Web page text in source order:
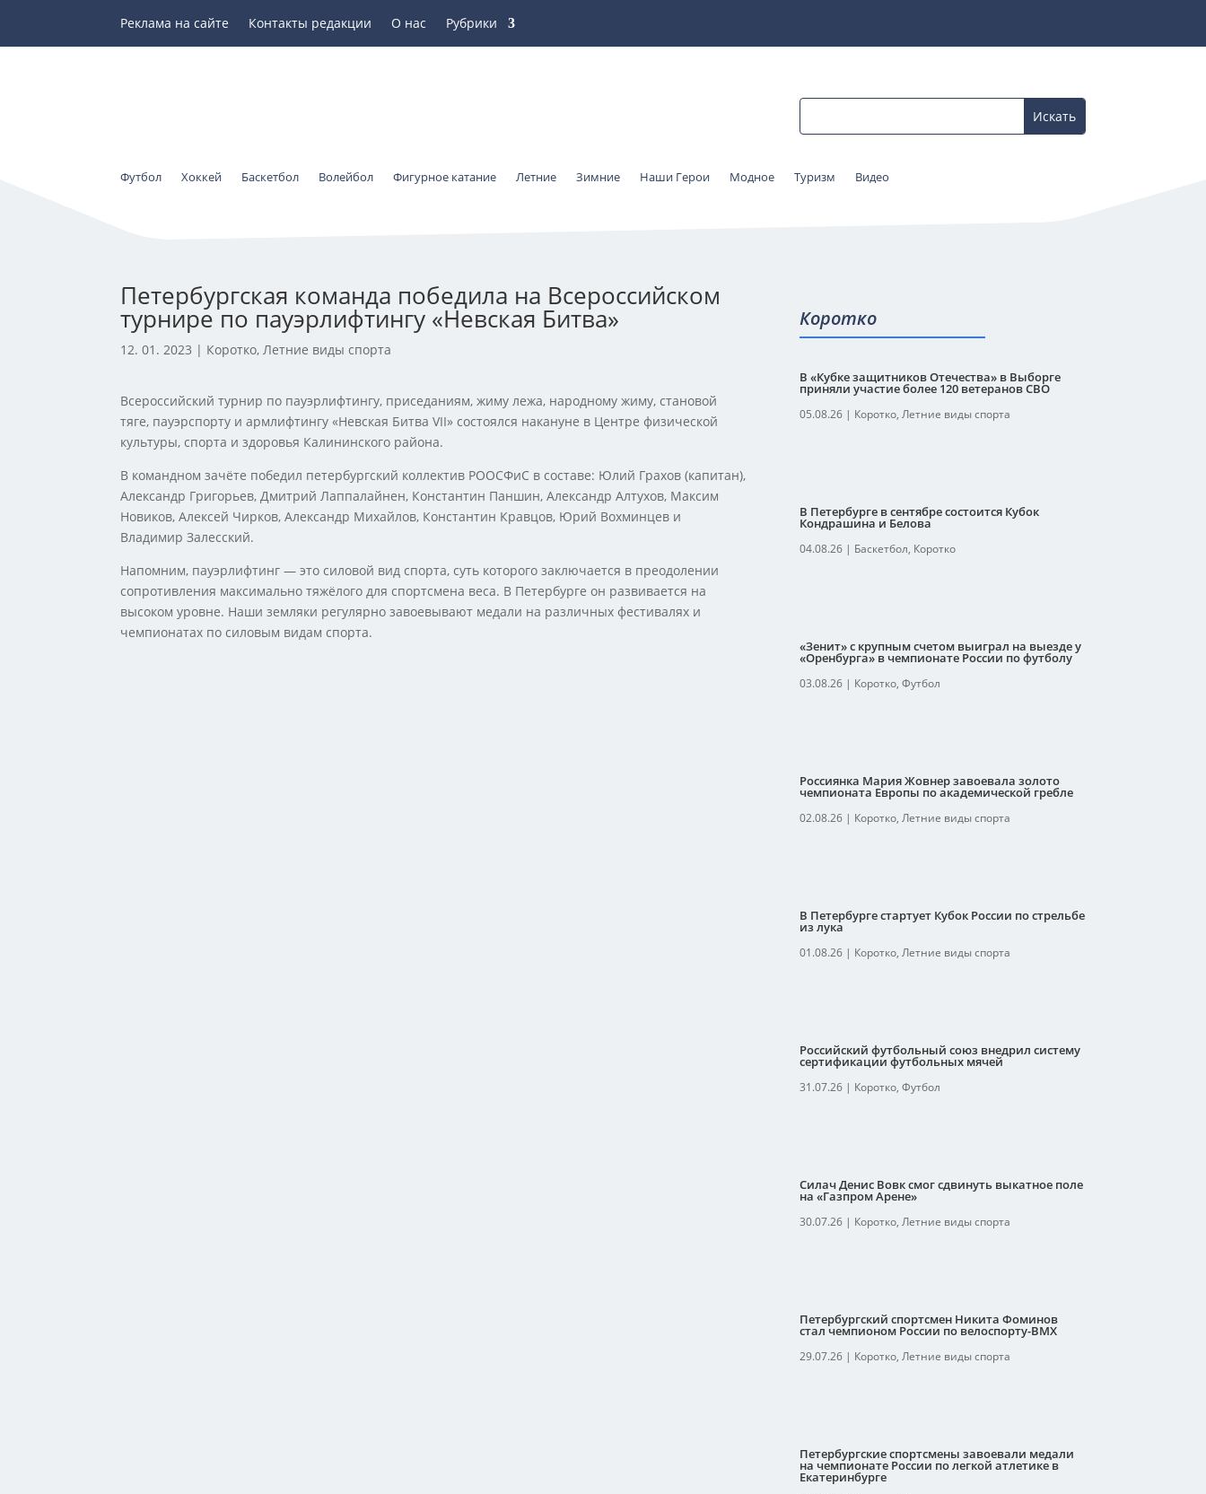
Реклама на сайте Контакты редакции О нас Рубрики
Футбол Хоккей Баскетбол Волейбол Фигурное катание Летние Зимние Наши Герои Модное Туризм Видео
Петербургская команда победила на Всероссийском
турнире по пауэрлифтингу «Невская Битва»
12. 01. 2023 | Коротко,Летние виды спорта
Всероссийский турнир по пауэрлифтингу, приседаниям, жиму лежа, народному жиму, становой
тяге, пауэрспорту и армлифтингу «Невская Битва VII» состоялся накануне в Центре физической
культуры, спорта и здоровья Калининского района.
В командном зачёте победил петербургский коллектив РООСФиС в составе: Юлий Грахов (капитан),
Александр Григорьев, Дмитрий Лаппалайнен, Константин Паншин, Александр Алтухов, Максим
Новиков, Алексей Чирков, Александр Михайлов, Константин Кравцов, Юрий Вохминцев и
Владимир Залесский.
Напомним, пауэрлифтинг — это силовой вид спорта, суть которого заключается в преодолении
сопротивления максимально тяжёлого для спортсмена веса. В Петербурге он развивается на
высоком уровне. Наши земляки регулярно завоевывают медали на различных фестивалях и
чемпионатах по силовым видам спорта.
Коротко
В «Кубке защитников Отечества» в Выборге
приняли участие более 120 ветеранов СВО
05.08.26| Коротко, Летние виды спорта
В Петербурге в сентябре состоится Кубок
Кондрашина и Белова
04.08.26| Баскетбол, Коротко
«Зенит» с крупным счетом выиграл на выезде у
«Оренбурга» в чемпионате России по футболу
03.08.26| Коротко, Футбол
Россиянка Мария Жовнер завоевала золото
чемпионата Европы по академической гребле
02.08.26| Коротко, Летние виды спорта
В Петербурге стартует Кубок России по стрельбе
из лука
01.08.26| Коротко, Летние виды спорта
Российский футбольный союз внедрил систему
сертификации футбольных мячей
31.07.26| Коротко, Футбол
Силач Денис Вовк смог сдвинуть выкатное поле
на «Газпром Арене»
30.07.26| Коротко, Летние виды спорта
Петербургский спортсмен Никита Фоминов
стал чемпионом России по велоспорту-ВМХ
29.07.26| Коротко, Летние виды спорта
Петербургские спортсмены завоевали медали
на чемпионате России по легкой атлетике в
Екатеринбурге